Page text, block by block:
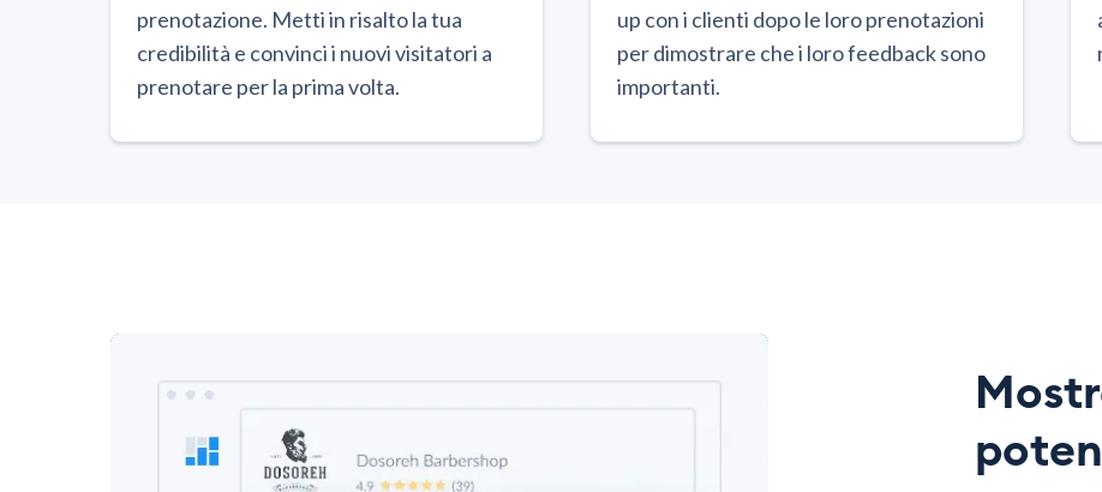
prenotazione. Metti in risalto la tua
credibilità e convinci i nuovi visitatori a
prenotare per la prima volta.
up con i clienti dopo le loro prenotazioni
per dimostrare che i loro feedback sono
importanti.